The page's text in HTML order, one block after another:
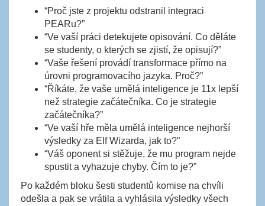
“Proč jste z projektu odstranil integraci
PEARu?”
“Ve vaší práci detekujete opisování. Co děláte
se studenty, o kterých se zjistí, že opisují?”
“Vaše řešení provádí transformace přímo na
úrovni programovacího jazyka. Proč?”
“Říkáte, že vaše umělá inteligence je 11x lepší
než strategie začátečníka. Co je strategie
začátečníka?”
“Ve vaší hře měla umělá inteligence nejhorší
výsledky za Elf Wizarda, jak to?”
“Váš oponent si stěžuje, že mu program nejde
spustit a vyhazuje chyby. Čím to je?”
Po každém bloku šesti studentů komise na chvíli
odešla a pak se vrátila a vyhlásila výsledky všech